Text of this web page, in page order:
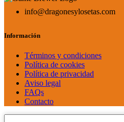
info@dragonesylosetas.com
Información
Términos y condiciones
Política de cookies
Política de privacidad
Aviso legal
FAQs
Contacto